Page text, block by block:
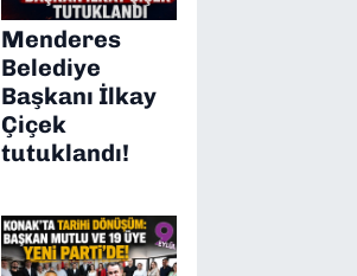
Menderes
Belediye
Başkanı İlkay
Çiçek
tutuklandı!